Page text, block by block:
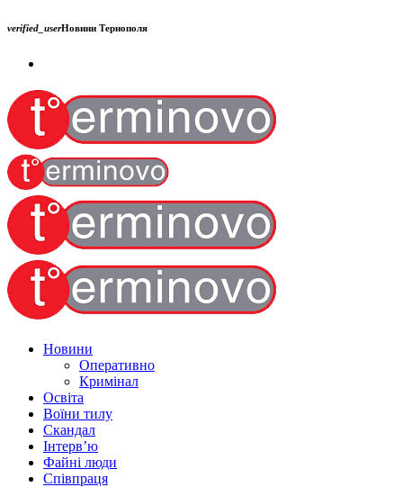
verified_userНовини Тернополя
Новини
Оперативно
Кримінал
Освіта
Воїни тилу
Скандал
Інтерв’ю
Файні люди
Співпраця